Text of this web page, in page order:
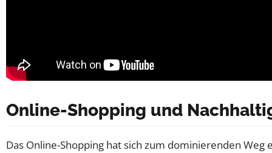
Online-Shopping und
Das Online-Shopping hat sich zum dominierenden